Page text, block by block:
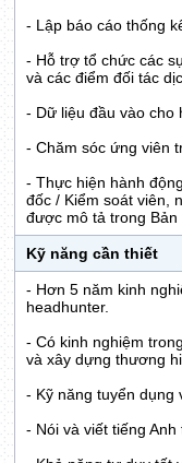
- Lập báo cáo thống
- Hỗ trợ tổ chức các
và các điểm đối tác
- Dữ liệu đầu vào cho
- Chăm sóc ứng viên
- Thực hiện hành
đốc / Kiểm soát viên,
được mô tả trong Bản
Kỹ năng cần thiết
- Hơn 5 năm kinh
headhunter.
- Có kinh nghiệm
và xây dựng thương
- Kỹ năng tuyển dụng
- Nói và viết tiếng Anh